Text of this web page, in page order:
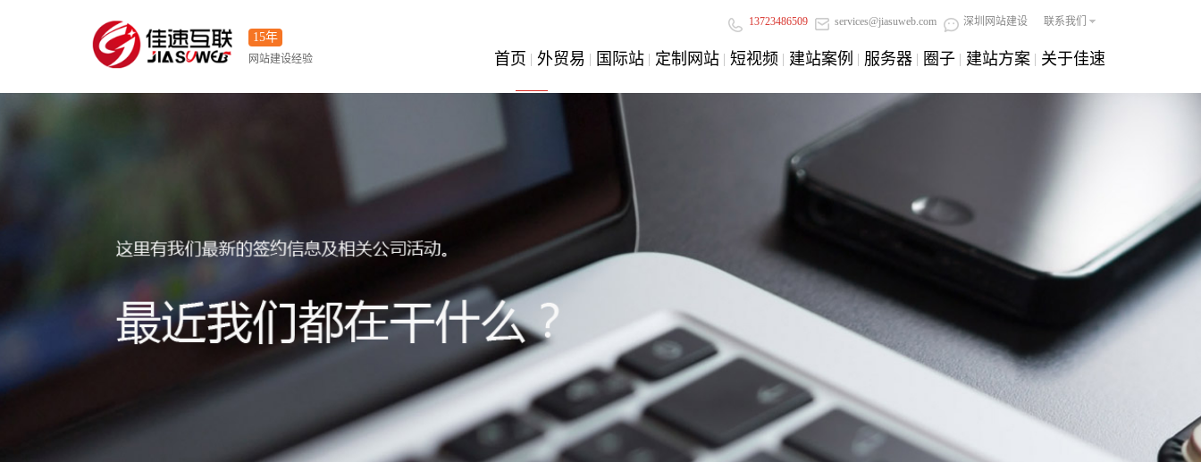
15年
网站建设经验
13723486509 services@jiasuweb.com 深圳网站建设 联系我们
首页 外贸易 国际站 定制网站 短视频 建站案例 服务器 圈子 建站方案 关于佳速